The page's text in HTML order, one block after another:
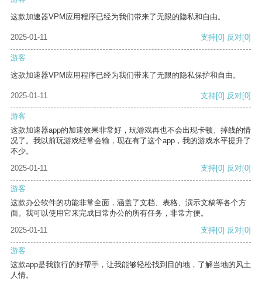
这款加速器VPM应用程序已经为我们带来了无限的隐私和自由。
2025-01-11 支持[0] 反对[0]
游客
这款加速器VPM应用程序已经为我们带来了无限的隐私保护和自由。
2025-01-11 支持[0] 反对[0]
游客
这款加速器app的加速效果非常好，玩游戏再也不会出现卡顿、掉线的情
况了。我以前玩游戏经常会输，现在有了这个app，我的游戏水平提升了
不少。
2025-01-11
支持[0] 反对[0]
游客
这款办公软件的功能非常全面，涵盖了文档、表格、演示文稿等各个方
面。我可以使用它来完成日常办公的所有任务，非常方便。
2025-01-11
支持[0] 反对[0]
游客
这款app是我旅行的好帮手，让我能够轻松找到目的地，了解当地的风土
人情。